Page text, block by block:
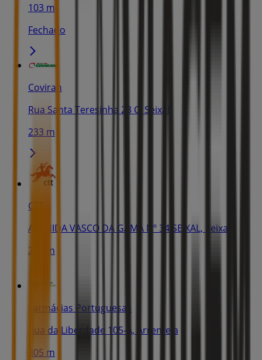
103 m
Fechado
Coviran
Rua Santa Teresinha 23 C, Seixal
233 m
CTT
AVENIDA VASCO DA GAMA Nº 34 SEIXAL, Seixal
277 m
Farmácias Portuguesas
Rua da Liberdade 105-A, Arrentela
305 m